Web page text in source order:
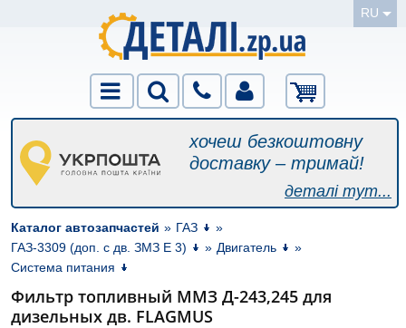
RU
хочеш безкоштовну
доставку – тримай!
деталі тут...
Каталог автозапчастей » ГАЗ
»
ГАЗ-3309 (доп. с дв. ЗМЗ Е 3)
» Двигатель
»
Система питания
Фильтр топливный ММЗ Д-243,245 для
дизельных дв. FLAGMUS